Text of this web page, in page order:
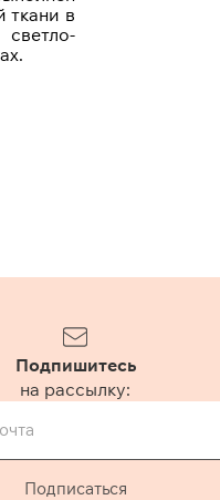
ткани в
Подпишитесь
на рассылку:
Подписаться